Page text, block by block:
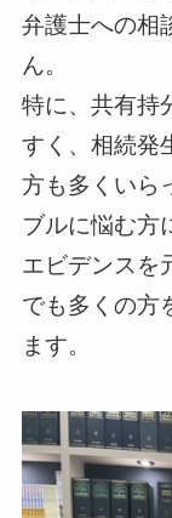
弁護士への相
ん。
特に、共有持
すく、相続発
方も多くいら
ブルに悩む方
エビデンスを
でも多くの方
ます。